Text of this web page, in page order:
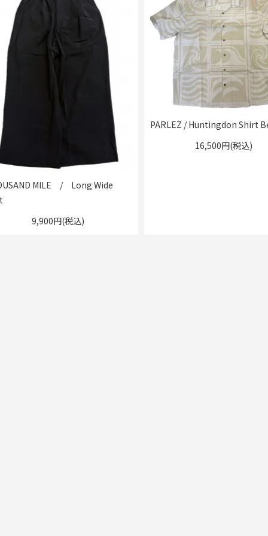
MILE / Long Wide
9,900円(税込)
PARLEZ / Huntingdon Shirt
16,500円(税込)